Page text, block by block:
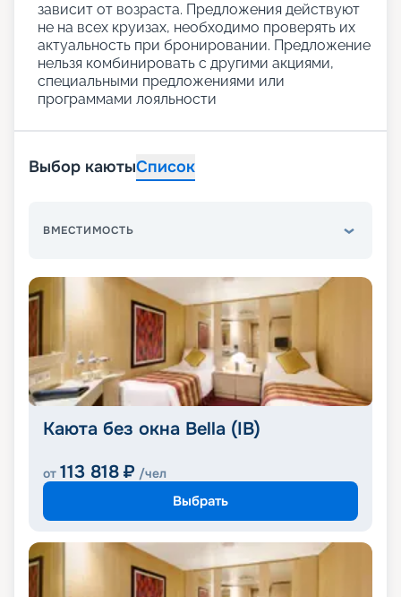
зависит от возраста. Предложения действуют
не на всех круизах, необходимо проверять их
актуальность при бронировании. Предложение
нельзя комбинировать с другими акциями,
специальными предложениями или
программами лояльности
Выбор каютыСписок
ВМЕСТИМОСТЬ
Каюта без окна Bella (IB)
от 113 818 ₽ /чел
Выбрать